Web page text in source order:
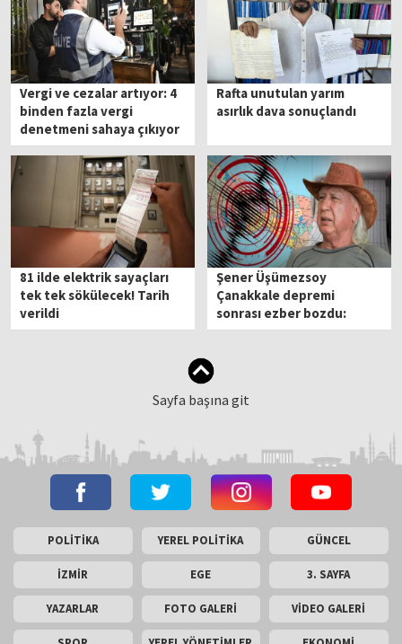
Vergi ve cezalar artıyor: 4
binden fazla vergi
denetmeni sahaya çıkıyor
Rafta unutulan yarım
asırlık dava sonuçlandı
81 ilde elektrik sayaçları
tek tek sökülecek! Tarih
verildi
Şener Üşümezsoy
Çanakkale depremi
sonrası ezber bozdu:
Bölgedeki stresin
Sayfa başına git
POLİTİKA YEREL POLİTİKA GÜNCEL
İZMİR EGE 3. SAYFA
YAZARLAR FOTO GALERİ VİDEO GALERİ